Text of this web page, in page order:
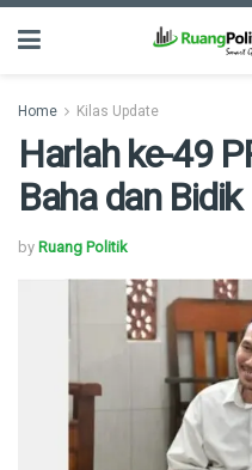
Home Kilas Update
Harlah ke-49
Baha dan
by Ruang Politik